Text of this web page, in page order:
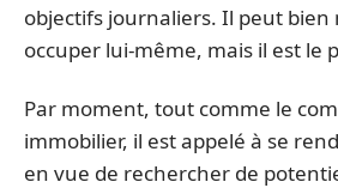
objectifs journaliers. Il peut bien
occuper lui-même, mais il est le
Par moment, tout comme le
immobilier, il est appelé à se
en vue de rechercher de